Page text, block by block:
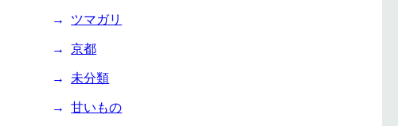
ツマガリ
京都
未分類
甘いもの